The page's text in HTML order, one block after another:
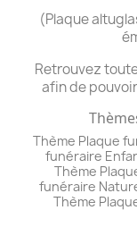
(Plaque
Retrouvez
afin de
Thème Plaque
funéraire
Thème
funéraire
Thème